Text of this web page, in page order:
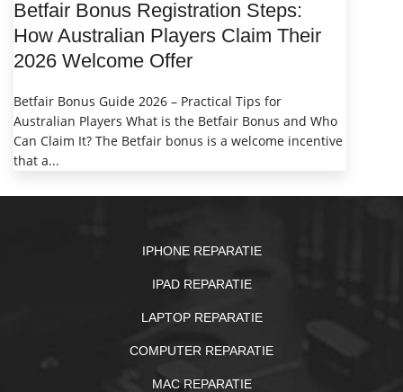
Betfair Bonus Registration Steps:
How Australian Players Claim Their
2026 Welcome Offer
Betfair Bonus Guide 2026 – Practical Tips for
Australian Players What is the Betfair Bonus and Who
Can Claim It? The Betfair bonus is a welcome incentive
that a...
IPHONE REPARATIE
IPAD REPARATIE
LAPTOP REPARATIE
COMPUTER REPARATIE
MAC REPARATIE